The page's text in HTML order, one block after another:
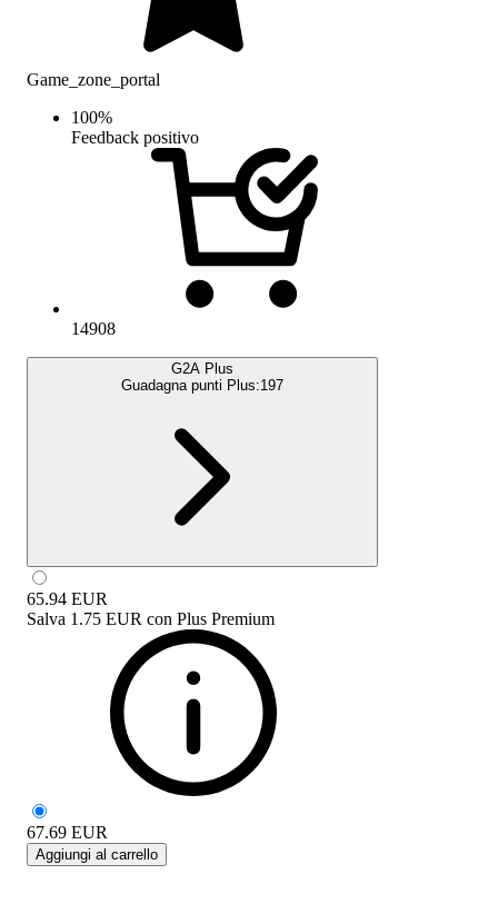
Game_zone_portal
100%
Feedback positivo
14908
G2A Plus
Guadagna punti Plus:197
65.94 EUR
Salva 1.75 EUR con Plus Premium
67.69 EUR
Aggiungi al carrello